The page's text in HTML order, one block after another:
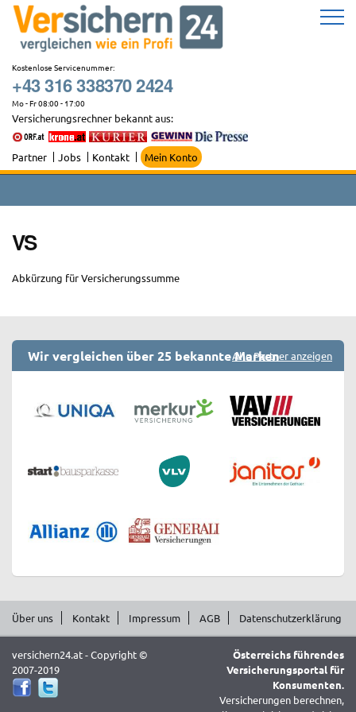
Zum
Inhalt
springen
Kostenlose Servicenummer:
+43 316 338370 2424
Mo - Fr 08:00 - 17:00
Versicherungsrechner bekannt aus:
Partner Jobs Kontakt Mein Konto
VS
Abkürzung für Versicherungssumme
Wir vergleichen über 25 bekannte MarkenAlle Partner anzeigen
Über uns Kontakt Impressum AGB Datenschutzerklärung
versichern24.at - Copyright ©
2007-2019
Österreichs führendes
Versicherungsportal für
Konsumenten.
Versicherungen berechnen,